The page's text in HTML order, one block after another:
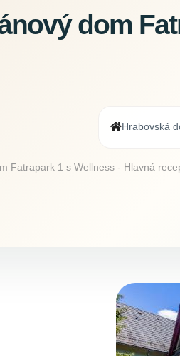
dom
Hrabovská
Fatrapark 1 s Wellness - Hlavná